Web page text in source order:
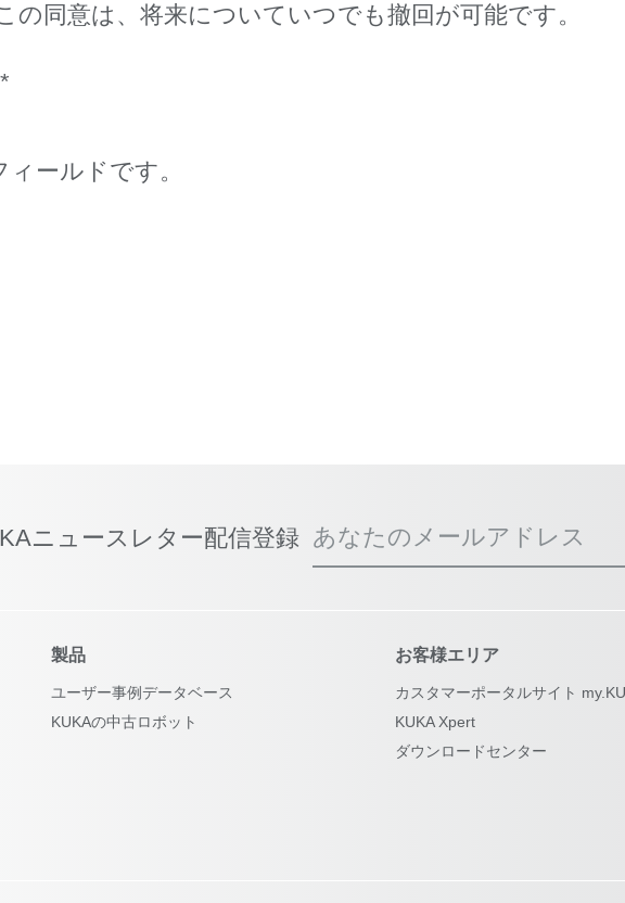
の同意は、将来についていつでも撤回が可能です。
ールドです。
ニュースレター配信登録 あなたのメールアドレス
製品
ユーザー事例データベース
KUKAの中古ロボット
お客様エリア
カスタマーポータルサイト
KUKA Xpert
ダウンロードセンター